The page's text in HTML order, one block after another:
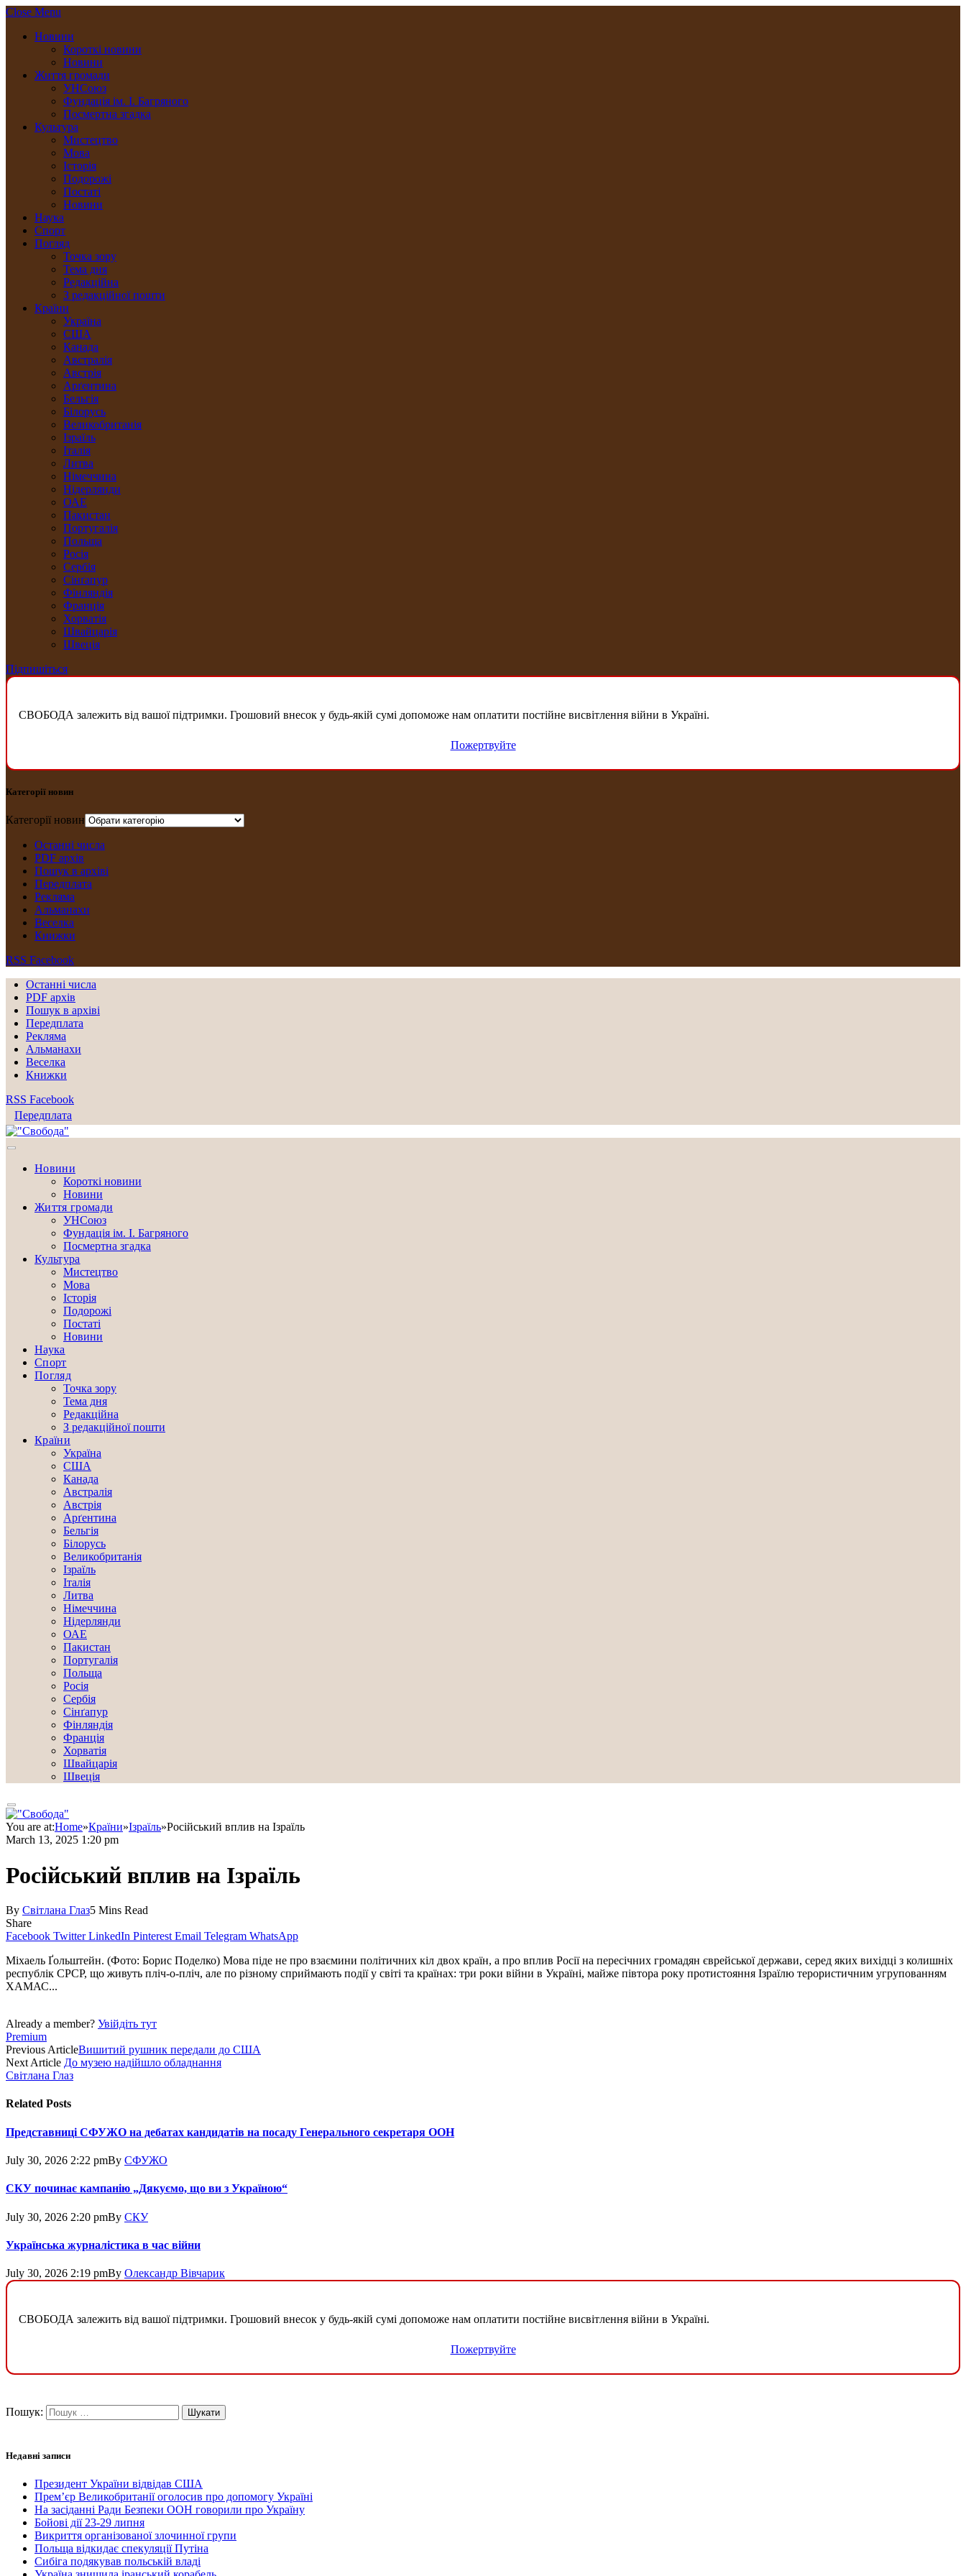
Close Menu
Новини
Короткі новини
Новини
Життя громади
УНСоюз
Фундація ім. І. Багряного
Посмертна згадка
Культура
Мистецтво
Мова
Історія
Подорожі
Постаті
Новини
Наука
Спорт
Погляд
Точка зору
Тема дня
Редакційна
З редакційної пошти
Країни
Україна
США
Канада
Австралія
Австрія
Арґентина
Бельгія
Білорусь
Великобританія
Ізраїль
Італія
Литва
Німеччина
Нідерлянди
ОАЕ
Пакистан
Португалія
Польща
Росія
Сербія
Сінґапур
Фінляндія
Франція
Хорватія
Швайцарія
Швеція
Підпишіться
СВОБОДА залежить від вашої підтримки. Грошовий внесок у будь-якій сумі допоможе нам оплатити постійне висвітлення війни в Україні.
Пожертвуйте
Категорії новин
Категорії новин
Останні числа
PDF архів
Пошук в архіві
Передплата
Рекляма
Альманахи
Веселка
Книжки
RSS Facebook
Останні числа
PDF архів
Пошук в архіві
Передплата
Рекляма
Альманахи
Веселка
Книжки
RSS Facebook
Передплата
Новини
Короткі новини
Новини
Життя громади
УНСоюз
Фундація ім. І. Багряного
Посмертна згадка
Культура
Мистецтво
Мова
Історія
Подорожі
Постаті
Новини
Наука
Спорт
Погляд
Точка зору
Тема дня
Редакційна
З редакційної пошти
Країни
Україна
США
Канада
Австралія
Австрія
Арґентина
Бельгія
Білорусь
Великобританія
Ізраїль
Італія
Литва
Німеччина
Нідерлянди
ОАЕ
Пакистан
Португалія
Польща
Росія
Сербія
Сінґапур
Фінляндія
Франція
Хорватія
Швайцарія
Швеція
You are at:Home»Країни»Ізраїль»Російський вплив на Ізраїль
March 13, 2025 1:20 pm
Російський вплив на Ізраїль
By Світлана Глаз5 Mins Read
Share
Facebook Twitter LinkedIn Pinterest Email Telegram WhatsApp
Міхаель Ґольштейн. (Фото: Борис Поделко) Мова піде не про взаємини політичних кіл двох країн, а про вплив Росії на пересічних громадян єврейської держави, серед яких вихідці з колишніх
республік СРСР, що живуть пліч-о-пліч, але по різному сприймають події у світі та країнах: три роки війни в Україні, майже півтора року протистояння Ізраїлю терористичним угрупованням
ХАМАС...
Already a member? Увійдіть тут
Premium
Previous ArticleВишитий рушник передали до США
Next Article До музею надійшло обладнання
Світлана Глаз
Related Posts
Представниці СФУЖО на дебатах кандидатів на посаду Генерального секретаря ООН
July 30, 2026 2:22 pmBy СФУЖО
СКУ починає кампанію „Дякуємо, що ви з Україною“
July 30, 2026 2:20 pmBy СКУ
Українська журналістика в час війни
July 30, 2026 2:19 pmBy Олександр Вівчарик
СВОБОДА залежить від вашої підтримки. Грошовий внесок у будь-якій сумі допоможе нам оплатити постійне висвітлення війни в Україні.
Пожертвуйте
Пошук:
Недавні записи
Президент України відвідав США
Прем’єр Великобританії оголосив про допомогу Україні
На засіданні Ради Безпеки ООН говорили про Україну
Бойові дії 23-29 липня
Викриття організованої злочинної групи
Польща відкидає спекуляції Путіна
Сибіга подякував польській владі